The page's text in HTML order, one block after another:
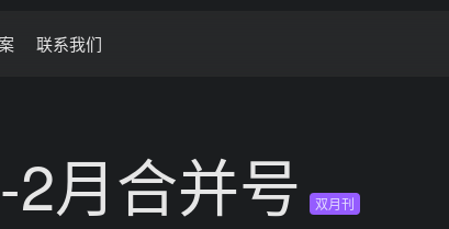
联系我们
月合并号 双月刊